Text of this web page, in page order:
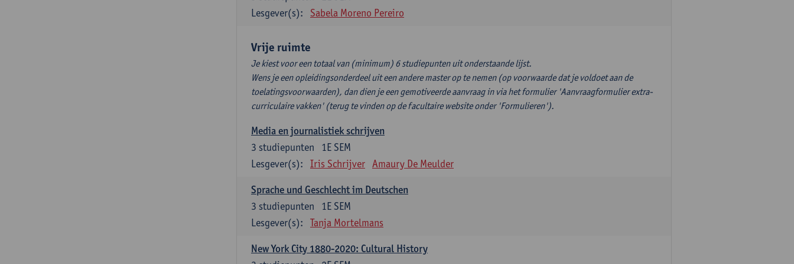
Lesgever(s):
Sabela Moreno Pereiro
Vrije ruimte
Je kiest voor een totaal van (minimum) 6 studiepunten uit onderstaande lijst.
Wens je een opleidingsonderdeel uit een andere master op te nemen (op voorwaarde dat je voldoet aan de
toelatingsvoorwaarden), dan dien je een gemotiveerde aanvraag in via het formulier 'Aanvraagformulier extra-
curriculaire vakken' (terug te vinden op de facultaire website onder 'Formulieren').
Media en journalistiek schrijven
1E SEM
3 studiepunten
Lesgever(s):
Iris Schrijver Amaury De Meulder
Sprache und Geschlecht im Deutschen
1E SEM
3 studiepunten
Lesgever(s):
Tanja Mortelmans
New York City 1880-2020: Cultural History